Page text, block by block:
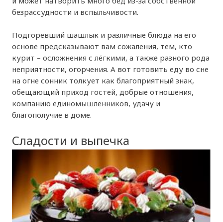
безрассудности и вспыльчивости.
Подгоревший шашлык и различные блюда на его
основе предсказывают вам сожаления, тем, кто
курит – осложнения с лёгкими, а также разного рода
неприятности, огорчения. А вот готовить еду во сне
на огне сонник толкует как благоприятный знак,
обещающий приход гостей, добрые отношения,
компанию единомышленников, удачу и
благополучие в доме.
Сладости и выпечка